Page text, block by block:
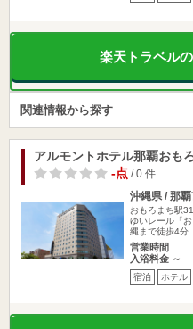
楽天トラベル
関連情報から探す
アルモントホテル那覇おも
-点/ 0 件
沖縄県 / 那
おもろまち駅
ゆいレール「
縄まで徒歩4分…
営業時間
入浴料金 ～
宿泊 ホテル